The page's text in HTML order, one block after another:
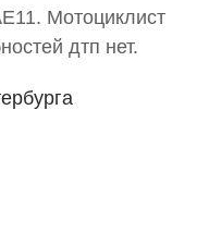
Мотоциклист
дтп нет.